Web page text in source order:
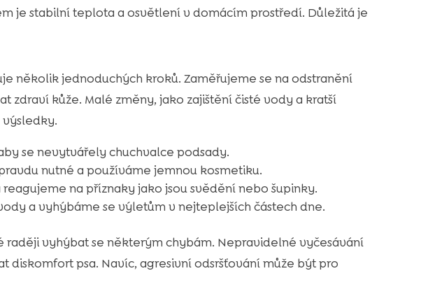
je stabilní teplota a osvětlení v domácím prostředí. Důležitá je
několik jednoduchých kroků. Zaměřujeme se na odstranění
zdraví kůže. Malé změny, jako zajištění čisté vody a kratší
se nevytvářely chuchvalce podsady.
nutné a používáme jemnou kosmetiku.
na příznaky jako jsou svědění nebo šupinky.
a vyhýbáme se výletům v nejteplejších částech dne.
raději vyhýbat se některým chybám. Nepravidelné vyčesávání
diskomfort psa. Navíc, agresivní odsršťování může být pro